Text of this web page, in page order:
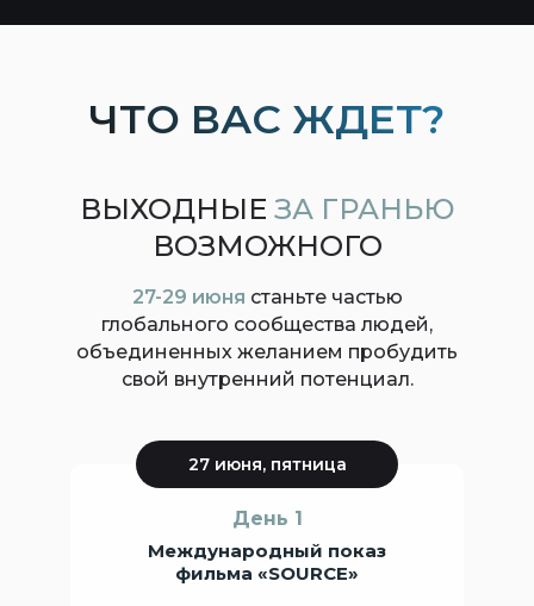
Станьте свидетелем
трансформаций, историй
помогают вывести медитацию
на передовые позиции
ждут потрясающие открытия!
Международный показ
фильма «SOURCE»
27 июня, пятница
День 1
ЧТО ВАС ЖДЕТ?
27-29 июня станьте частью
глобального сообщества людей,
объединенных желанием пробудить
свой внутренний потенциал.
ВЫХОДНЫЕ ЗА ГРАНЬЮ
ВОЗМОЖНОГО